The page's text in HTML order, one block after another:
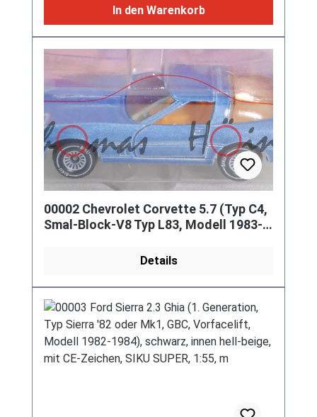
In den Warenkorb
00002 Chevrolet Corvette 5.7 (Typ C4,
Smal-Block-V8 Typ L83, Modell 1983-
Details